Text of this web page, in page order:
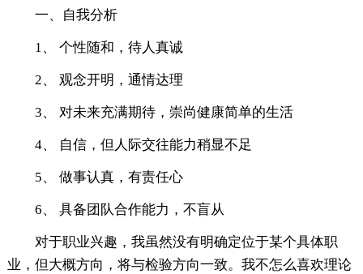
一、自我分析
1、 个性随和，待人真诚
2、 观念开明，通情达理
3、 对未来充满期待，崇尚健康简单的生活
4、 自信，但人际交往能力稍显不足
5、 做事认真，有责任心
6、 具备团队合作能力，不盲从
对于职业兴趣，我虽然没有明确定位于某个具体职
业，但大概方向，将与检验方向一致。我不怎么喜欢理论